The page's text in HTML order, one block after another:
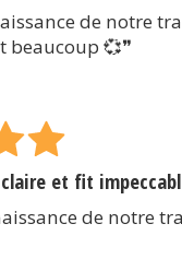
de notre
beaucoup 💞❞
et fit
de notre